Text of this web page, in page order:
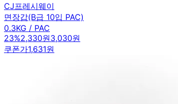
CJ프레시웨이
면장갑(B급 10입 PAC)
0.3KG / PAC
23%2,330원3,030원
쿠폰가1,631원